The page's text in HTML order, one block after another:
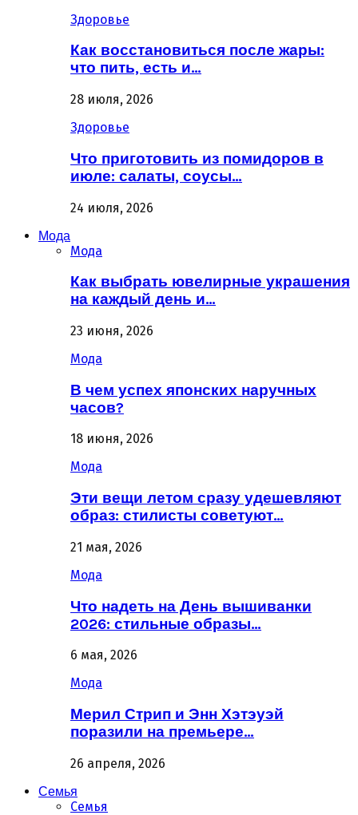
Здоровье
Как восстановиться после жары:
что пить, есть и…
28 июля, 2026
Здоровье
Что приготовить из помидоров в
июле: салаты, соусы…
24 июля, 2026
Мода
Мода
Как выбрать ювелирные украшения
на каждый день и…
23 июня, 2026
Мода
В чем успех японских наручных
часов?
18 июня, 2026
Мода
Эти вещи летом сразу удешевляют
образ: стилисты советуют…
21 мая, 2026
Мода
Что надеть на День вышиванки
2026: стильные образы…
6 мая, 2026
Мода
Мерил Стрип и Энн Хэтэуэй
поразили на премьере…
26 апреля, 2026
Семья
Семья